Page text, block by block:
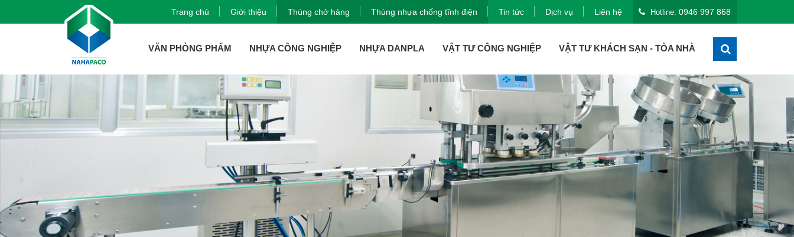
Hotline: 0946 997 868
Trang chủ Giới thiệu Thùng chở hàng Thùng nhựa chống tĩnh điện Tin tức Dịch vụ Liên hệ
VĂN PHÒNG PHẨM NHỰA CÔNG NGHIỆP NHỰA DANPLA VẬT TƯ CÔNG NGHIỆP VẬT TƯ KHÁCH SẠN - TÒA NHÀ